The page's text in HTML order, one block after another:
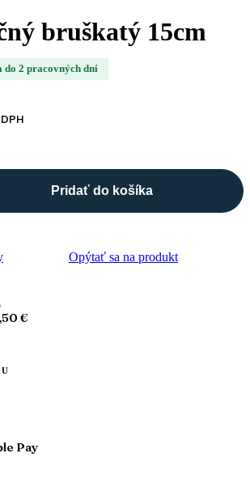
bruškatý 15cm
do 2 pracovných dní
Pridať do košíka
Opýtať sa na produkt
€
Pay